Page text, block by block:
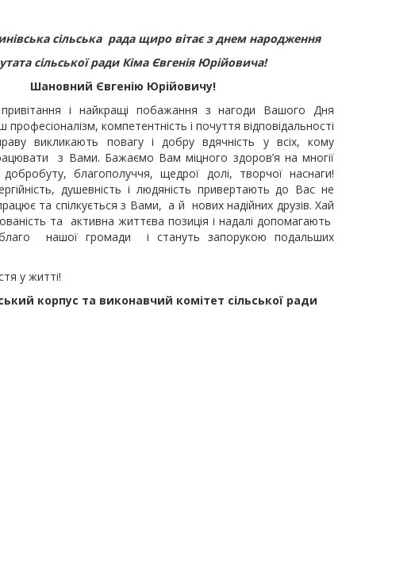
сільська рада щиро вітає зднем народження
сільської ради Кіма Євгенія Юрійовича!
Шановний Євгенію Юрійовичу!
і найкращі побажання з нагоди Вашого Дня
компетентність і почуття відповідальності
викликають повагу і добру вдячність у всіх, кому
з Вами. Бажаємо Вам міцного здоров’я на многії
добробуту, благополуччя, щедрої долі, творчої наснаги!
душевність і людяність привертають до Вас не
та спілкується з Вами, а й нових надійних друзів. Хай
та активна життєва позиція і надалі допомагають
нашої громади і стануть запорукою подальших
у житті!
корпус та виконавчий комітет сільської ради